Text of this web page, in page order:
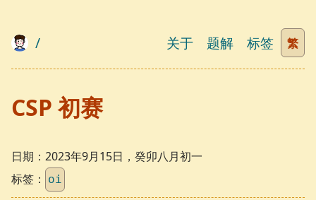
/ 关于 题解 标签 繁
CSP 初赛
日期： 2023年9月15日，癸卯八月初一
标签：
oi